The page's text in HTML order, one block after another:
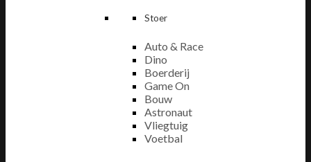
Stoer
Auto & Race
Dino
Boerderij
Game On
Bouw
Astronaut
Vliegtuig
Voetbal